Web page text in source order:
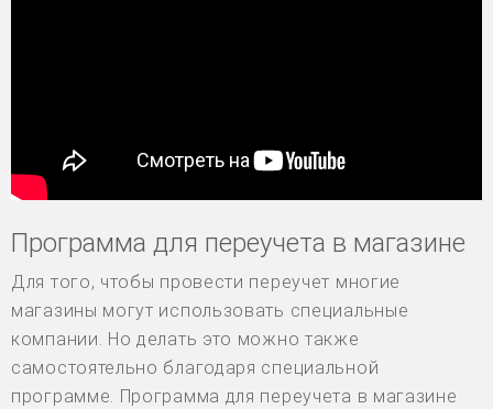
Программа для переучета в магазине
Для того, чтобы провести переучет многие
магазины могут использовать специальные
компании. Но делать это можно также
самостоятельно благодаря специальной
программе. Программа для переучета в магазине